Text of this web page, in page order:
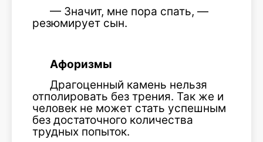
— Значит, мне пора спать, —
резюмирует сын.
Афоризмы
Драгоценный камень нельзя
отполировать без трения. Так же и
человек не может стать успешным
без достаточного количества
трудных попыток.